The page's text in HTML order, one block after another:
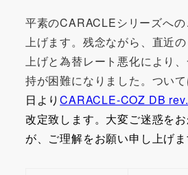
平素のCARACLEシリーズへ
上げます。残念ながら、直近
上げと為替レート悪化により
持が困難になりました。ついて
日よりCARACLE-COZ DB
改定致します。大変ご迷惑を
が、ご理解をお願い申し上げま